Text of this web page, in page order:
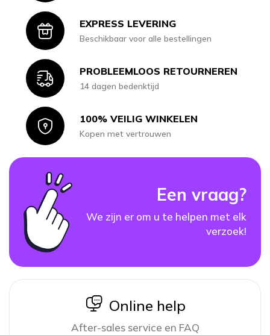
IconEXPRESS LEVERING
Beschikbaar voor alle bestellingen
IconPROBLEEMLOOS RETOURNEREN
14 dagen bedenktijd
Icon100% VEILIG WINKELEN
Kopen met vertrouwen
Een vraag?
We zijn er om u te helpen met elk
verzoek!
icon
Online help
After-sales service en FAQ